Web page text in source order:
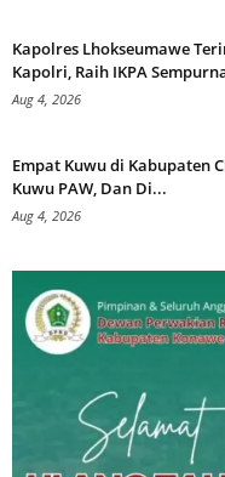
Kapolres Lhokseumawe
Kapolri, Raih IKPA
Aug 4, 2026
Empat Kuwu di Kabupaten
Kuwu PAW, Dan Di...
Aug 4, 2026